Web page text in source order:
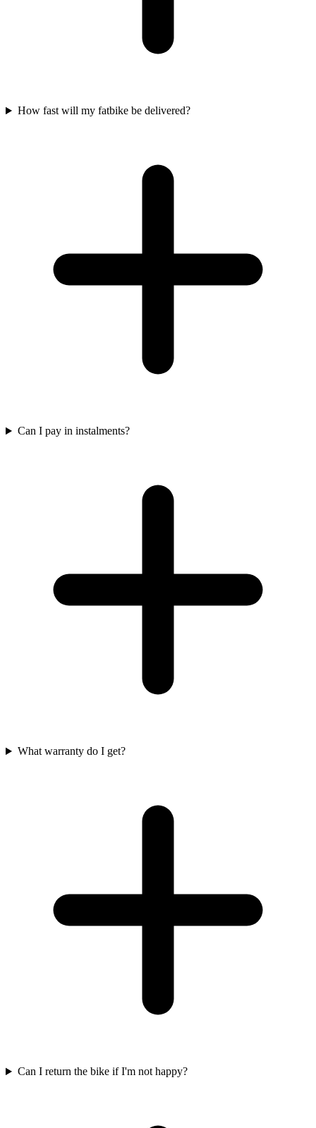
How fast will my fatbike be delivered?
Can I pay in instalments?
What warranty do I get?
Can I return the bike if I'm not happy?